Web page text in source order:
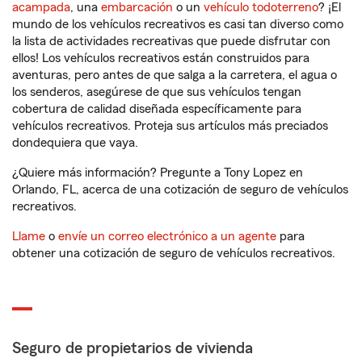
acampada, una embarcación o un vehículo todoterreno? ¡El
mundo de los vehículos recreativos es casi tan diverso como
la lista de actividades recreativas que puede disfrutar con
ellos! Los vehículos recreativos están construidos para
aventuras, pero antes de que salga a la carretera, el agua o
los senderos, asegúrese de que sus vehículos tengan
cobertura de calidad diseñada específicamente para
vehículos recreativos. Proteja sus artículos más preciados
dondequiera que vaya.
¿Quiere más información? Pregunte a Tony Lopez en
Orlando, FL, acerca de una cotización de seguro de vehículos
recreativos.
Llame o envíe un correo electrónico a un agente para
obtener una cotización de seguro de vehículos recreativos.
Seguro de propietarios de vivienda